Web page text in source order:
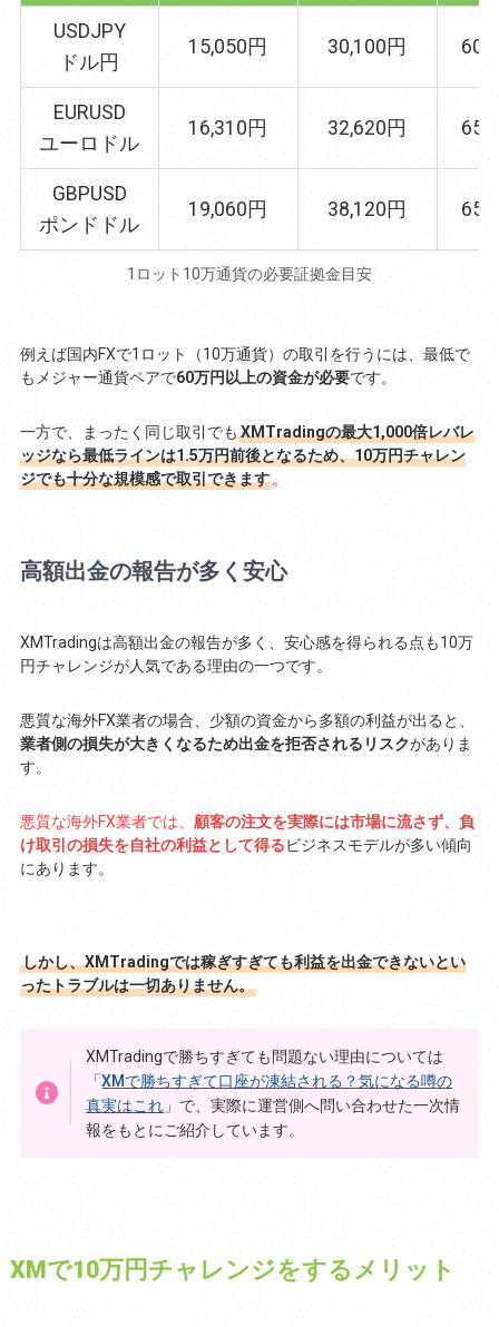
USDJPY
ドル円
15,050円 30,100円
EURUSD
ユーロドル
16,310円 32,620円
GBPUSD
ポンドドル
19,060円 38,120円
1ロット10万通貨の必要証拠金目安
例えば国内FXで1ロット（10万通貨）の取引を行うには、最低で
もメジャー通貨ペアで60万円以上の資金が必要です。
一方で、まったく同じ取引でも XMTradingの最大1,000倍レバレ
ッジなら最低ラインは1.5万円前後となるため、10万円チャレン
ジでも十分な規模感で取引できます。
高額出金の報告が多く安心
XMTradingは高額出金の報告が多く、安心感を得られる点も10万
円チャレンジが人気である理由の一つです。
悪質な海外FX業者の場合、少額の資金から多額の利益が出ると、
業者側の損失が大きくなるため出金を拒否されるリスクがありま
す。
悪質な海外FX業者では、 顧客の注文を実際には市場に流さず、負
け取引の損失を自社の利益として得るビジネスモデルが多い傾向
にあります。
しかし、XMTradingでは稼ぎすぎても利益を出金できないとい
ったトラブルは一切ありません。
XMTradingで勝ちすぎても問題ない理由については
「XMで勝ちすぎて口座が凍結される？気になる噂の
真実はこれ 」で、実際に運営側へ問い合わせた一次情
報をもとにご紹介しています。
XMで10万円チャレンジをするメリット